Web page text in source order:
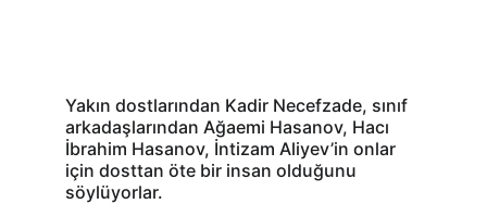
Yakın dostlarından Kadir Necefzade, sınıf
arkadaşlarından Ağaemi Hasanov, Hacı
İbrahim Hasanov, İntizam Aliyev’in onlar
için dosttan öte bir insan olduğunu
söylüyorlar.